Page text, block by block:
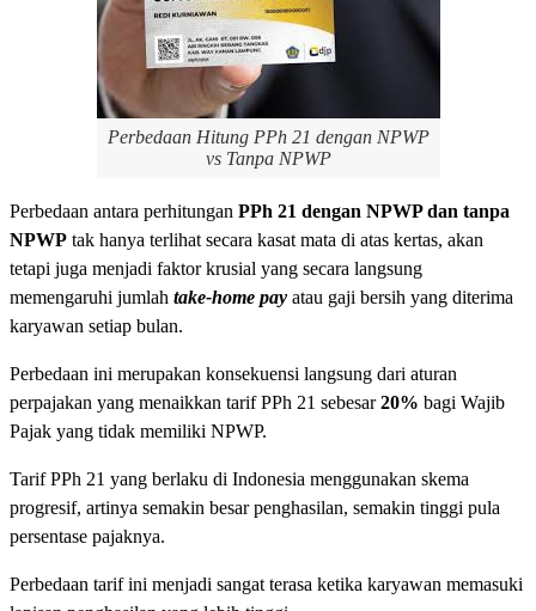
Perbedaan Hitung PPh 21 dengan NPWP
vs Tanpa NPWP
Perbedaan antara perhitungan PPh 21 dengan NPWP dan tanpa
NPWP tak hanya terlihat secara kasat mata di atas kertas, akan
tetapi juga menjadi faktor krusial yang secara langsung
memengaruhi jumlah take-home pay atau gaji bersih yang diterima
karyawan setiap bulan.
Perbedaan ini merupakan konsekuensi langsung dari aturan
perpajakan yang menaikkan tarif PPh 21 sebesar20% bagi Wajib
Pajak yang tidak memiliki NPWP.
Tarif PPh 21 yang berlaku di Indonesia menggunakan skema
progresif, artinya semakin besar penghasilan, semakin tinggi pula
persentase pajaknya.
Perbedaan tarif ini menjadi sangat terasa ketika karyawan memasuki